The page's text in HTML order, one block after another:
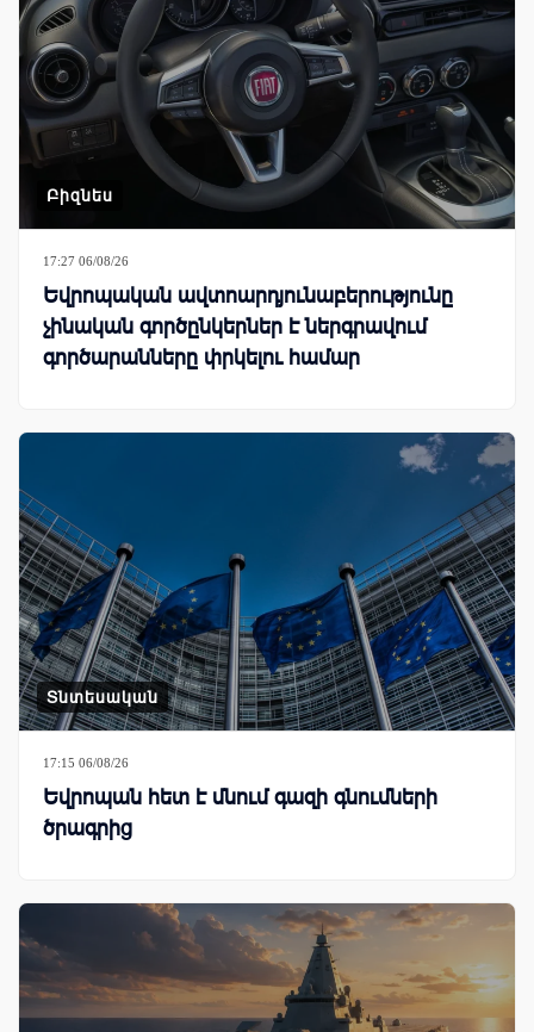
Բիզնես
17:27 06/08/26
Եվրոպական ավտոարդյունաբերությունը
չինական գործընկերներ է ներգրավում
գործարանները փրկելու համար
Տնտեսական
17:15 06/08/26
Եվրոպան հետ է մնում գազի գնումների
ծրագրից